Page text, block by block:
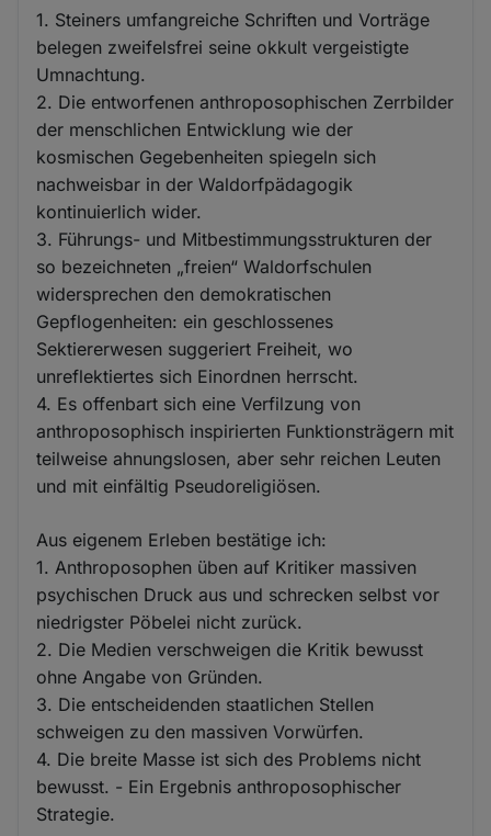
1. Steiners umfangreiche Schriften und Vorträge
belegen zweifelsfrei seine okkult vergeistigte
Umnachtung.
2. Die entworfenen anthroposophischen Zerrbilder
der menschlichen Entwicklung wie der
kosmischen Gegebenheiten spiegeln sich
nachweisbar in der Waldorfpädagogik
kontinuierlich wider.
3. Führungs- und Mitbestimmungsstrukturen der
so bezeichneten „freien“ Waldorfschulen
widersprechen den demokratischen
Gepflogenheiten: ein geschlossenes
Sektiererwesen suggeriert Freiheit, wo
unreflektiertes sich Einordnen herrscht.
4. Es offenbart sich eine Verfilzung von
anthroposophisch inspirierten Funktionsträgern mit
teilweise ahnungslosen, aber sehr reichen Leuten
und mit einfältig Pseudoreligiösen.
Aus eigenem Erleben bestätige ich:
1. Anthroposophen üben auf Kritiker massiven
psychischen Druck aus und schrecken selbst vor
niedrigster Pöbelei nicht zurück.
2. Die Medien verschweigen die Kritik bewusst
ohne Angabe von Gründen.
3. Die entscheidenden staatlichen Stellen
schweigen zu den massiven Vorwürfen.
4. Die breite Masse ist sich des Problems nicht
bewusst. - Ein Ergebnis anthroposophischer
Strategie.